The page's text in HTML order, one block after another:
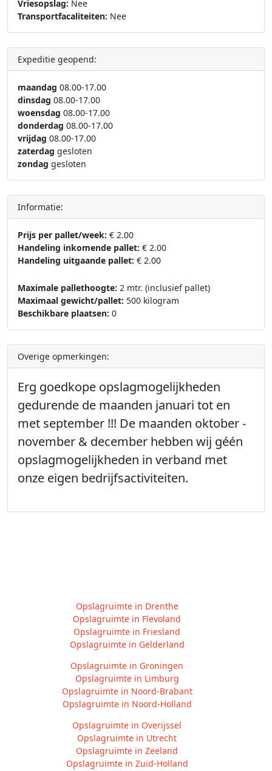
Vriesopslag: Nee
Transportfacaliteiten: Nee
Expeditie geopend:
maandag 08.00-17.00
dinsdag 08.00-17.00
woensdag 08.00-17.00
donderdag 08.00-17.00
vrijdag 08.00-17.00
zaterdag gesloten
zondag gesloten
Informatie:
Prijs per pallet/week: € 2.00
Handeling inkomende pallet: € 2.00
Handeling uitgaande pallet: € 2.00
Maximale pallethoogte: 2 mtr. (inclusief pallet)
Maximaal gewicht/pallet: 500 kilogram
Beschikbare plaatsen: 0
Overige opmerkingen:
Erg goedkope opslagmogelijkheden
gedurende de maanden januari tot en
met september !!! De maanden oktober -
november & december hebben wij géén
opslagmogelijkheden in verband met
onze eigen bedrijfsactiviteiten.
Opslagruimte in Drenthe
Opslagruimte in Flevoland
Opslagruimte in Friesland
Opslagruimte in Gelderland
Opslagruimte in Groningen
Opslagruimte in Limburg
Opslagruimte in Noord-Brabant
Opslagruimte in Noord-Holland
Opslagruimte in Overijssel
Opslagruimte in Utrecht
Opslagruimte in Zeeland
Opslagruimte in Zuid-Holland